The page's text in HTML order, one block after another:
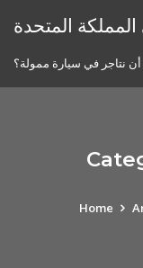
المتحدة
نتاجر في سيارة ممولة؟
Home